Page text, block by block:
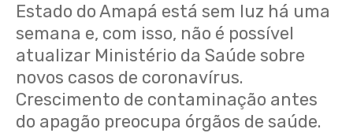
Estado do Amapá está sem luz há uma
semana e, com isso, não é possível
atualizar Ministério da Saúde sobre
novos casos de coronavírus.
Crescimento de contaminação antes
do apagão preocupa órgãos de saúde.